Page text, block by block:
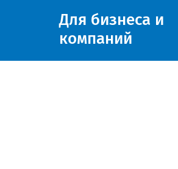
Для бизнеса и
компаний